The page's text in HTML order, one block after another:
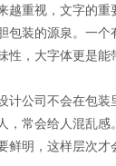
重视，文字的重
包装的源泉。一
性，大字体更是能
公司不会在包装
，常会给人混乱感
鲜明，这样层次才